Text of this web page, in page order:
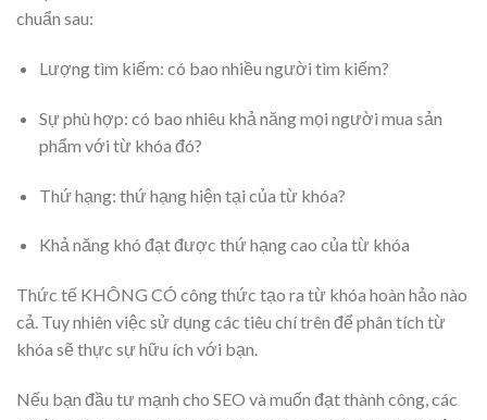
chuẩn sau:
Lượng tìm kiếm: có bao nhiều người tìm kiếm?
Sự phù hợp: có bao nhiêu khả năng mọi người mua sản
phẩm với từ khóa đó?
Thứ hạng: thứ hạng hiện tại của từ khóa?
Khả năng khó đạt được thứ hạng cao của từ khóa
Thức tế KHÔNG CÓ công thức tạo ra từ khóa hoàn hảo nào
cả. Tuy nhiên việc sử dụng các tiêu chí trên để phân tích từ
khóa sẽ thực sự hữu ích với bạn.
Nếu bạn đầu tư mạnh cho SEO và muốn đạt thành công, các